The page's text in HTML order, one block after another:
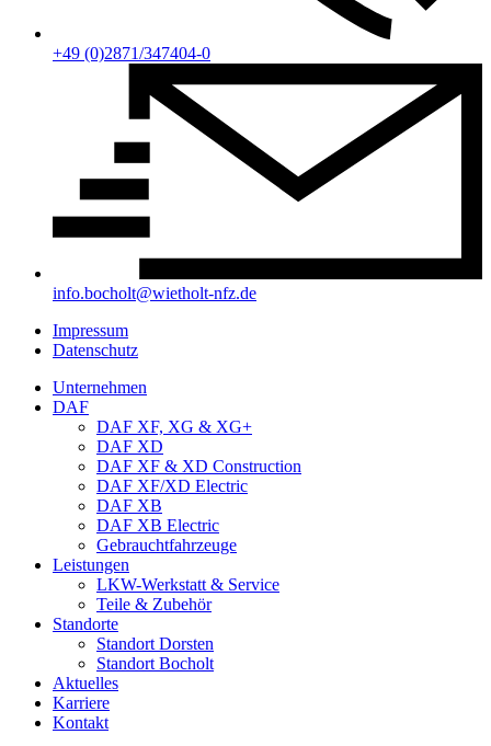
+49 (0)2871/347404-0
info.bocholt@wietholt-nfz.de
Impressum
Datenschutz
Unternehmen
DAF
DAF XF, XG & XG+
DAF XD
DAF XF & XD Construction
DAF XF/XD Electric
DAF XB
DAF XB Electric
Gebrauchtfahrzeuge
Leistungen
LKW-Werkstatt & Service
Teile & Zubehör
Standorte
Standort Dorsten
Standort Bocholt
Aktuelles
Karriere
Kontakt